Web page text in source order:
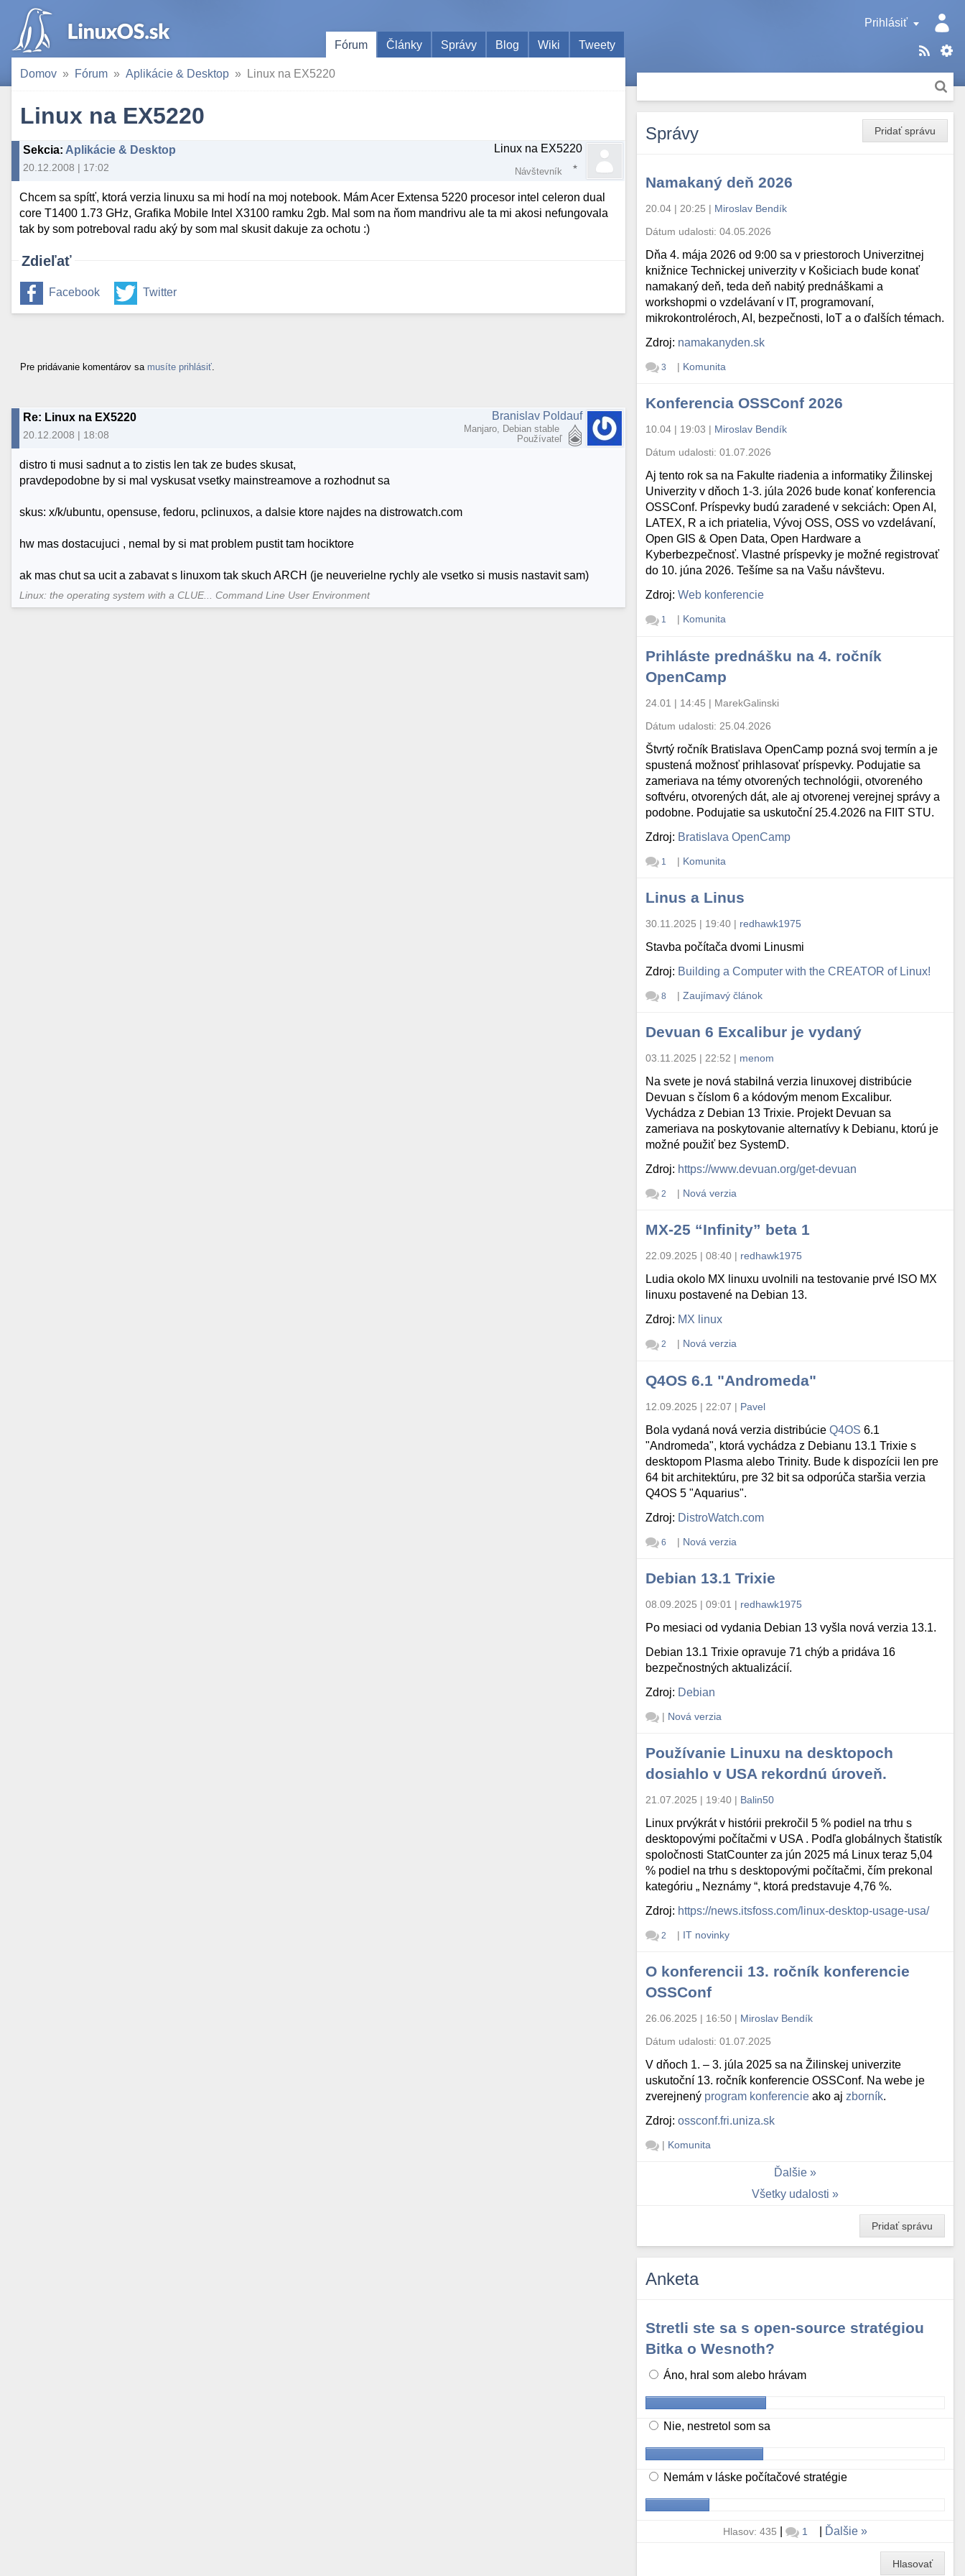
Prihlásiť
Fórum
Články Správy Blog Wiki Tweety
Domov Fórum Aplikácie & Desktop Linux na EX5220
Linux na EX5220
Sekcia: Aplikácie & Desktop
20.12.2008 | 17:02
Linux na EX5220
Návštevník
Chcem sa spítť, ktorá verzia linuxu sa mi hodí na moj notebook. Mám Acer Extensa 5220 procesor intel celeron dual
core T1400 1.73 GHz, Grafika Mobile Intel X3100 ramku 2gb. Mal som na ňom mandrivu ale ta mi akosi nefungovala
tak by som potreboval radu aký by som mal skusit dakuje za ochotu :)
Zdieľať
Facebook Twitter
Pre pridávanie komentárov sa musíte prihlásiť
Re: Linux na EX5220
20.12.2008 | 18:08
Branislav Poldauf
Manjaro, Debian stable
Používateľ
distro ti musi sadnut a to zistis len tak ze budes skusat,
pravdepodobne by si mal vyskusat vsetky mainstreamove a rozhodnut sa
skus: x/k/ubuntu, opensuse, fedoru, pclinuxos, a dalsie ktore najdes na distrowatch.com
hw mas dostacujuci , nemal by si mat problem pustit tam hociktore
ak mas chut sa ucit a zabavat s linuxom tak skuch ARCH (je neuverielne rychly ale vsetko si musis nastavit sam)
Linux: the operating system with a CLUE... Command Line User Environment
Pridať správu
Správy
Namakaný deň 2026
20.04 | 20:25 | Miroslav Bendík
Dátum udalosti:04.05.2026
Dňa 4. mája 2026 od 9:00 sa v priestoroch Univerzitnej
knižnice Technickej univerzity v Košiciach bude konať
namakaný deň, teda deň nabitý prednáškami a
workshopmi o vzdelávaní v IT, programovaní,
mikrokontroléroch, AI, bezpečnosti, IoT a o ďalších témach.
Zdroj: namakanyden.sk
3 | Komunita
Konferencia OSSConf 2026
10.04 | 19:03 | Miroslav Bendík
Dátum udalosti:01.07.2026
Aj tento rok sa na Fakulte riadenia a informatiky Žilinskej
Univerzity v dňoch 1-3. júla 2026 bude konať konferencia
OSSConf. Príspevky budú zaradené v sekciách: Open AI,
LATEX, R a ich priatelia, Vývoj OSS, OSS vo vzdelávaní,
Open GIS & Open Data, Open Hardware a
Kyberbezpečnosť. Vlastné príspevky je možné registrovať
do 10. júna 2026. Tešíme sa na Vašu návštevu.
Zdroj:Web konferencie
1 | Komunita
Prihláste prednášku na 4. ročník
OpenCamp
24.01 | 14:45 | MarekGalinski
Dátum udalosti: 25.04.2026
Štvrtý ročník Bratislava OpenCamp pozná svoj termín a je
spustená možnosť prihlasovať príspevky. Podujatie sa
zameriava na témy otvorených technológii, otvoreného
softvéru, otvorených dát, ale aj otvorenej verejnej správy a
podobne. Podujatie sa uskutoční 25.4.2026 na FIIT STU.
Zdroj: Bratislava OpenCamp
1 | Komunita
Linus a Linus
30.11.2025 | 19:40 | redhawk1975
Stavba počítača dvomi Linusmi
Zdroj: Building a Computer with the CREATOR of Linux!
8 | Zaujímavý článok
Devuan 6 Excalibur je vydaný
03.11.2025 | 22:52 | menom
Na svete je nová stabilná verzia linuxovej distribúcie
Devuan s číslom 6 a kódovým menom Excalibur.
Vychádza z Debian 13 Trixie. Projekt Devuan sa
zameriava na poskytovanie alternatívy k Debianu, ktorú je
možné použiť bez SystemD.
Zdroj: https://www.devuan.org/get-devuan
2 | Nová verzia
MX-25 “Infinity” beta 1
22.09.2025 | 08:40 | redhawk1975
Ludia okolo MX linuxu uvolnili na testovanie prvé ISO MX
linuxu postavené na Debian 13.
Zdroj: MX linux
2 | Nová verzia
Q4OS 6.1 "Andromeda"
12.09.2025 | 22:07 | Pavel
Bola vydaná nová verzia distribúcieQ4OS 6.1
"Andromeda", ktorá vychádza z Debianu 13.1 Trixie s
desktopom Plasma alebo Trinity. Bude k dispozícii len pre
64 bit architektúru, pre 32 bit sa odporúča staršia verzia
Q4OS 5 "Aquarius".
Zdroj: DistroWatch.com
6 | Nová verzia
Debian 13.1 Trixie
08.09.2025 | 09:01 | redhawk1975
Po mesiaci od vydania Debian 13 vyšla nová verzia 13.1.
Debian 13.1 Trixie opravuje 71 chýb a pridáva 16
bezpečnostných aktualizácií.
Zdroj: Debian
| Nová verzia
Používanie Linuxu na desktopoch
dosiahlo v USA rekordnú úroveň.
21.07.2025 | 19:40 | Balin50
Linux prvýkrát v histórii prekročil 5 % podiel na trhu s
desktopovými počítačmi v USA . Podľa globálnych štatistík
spoločnosti StatCounter za jún 2025 má Linux teraz 5,04
% podiel na trhu s desktopovými počítačmi, čím prekonal
kategóriu „ Neznámy “, ktorá predstavuje 4,76 %.
Zdroj: https://news.itsfoss.com/linux-desktop-usage-usa/
2 | IT novinky
O konferencii 13. ročník konferencie
OSSConf
26.06.2025 | 16:50 | Miroslav Bendík
Dátum udalosti:01.07.2025
V dňoch 1. – 3. júla 2025 sa na Žilinskej univerzite
uskutoční 13. ročník konferencie OSSConf. Na webe je
zverejnený program konferencie ako aj zborník.
Zdroj:ossconf.fri.uniza.sk
| Komunita
Ďalšie
Všetky udalosti
Pridať správu
Anketa
Stretli ste sa s open-source stratégiou
Bitka o Wesnoth?
Áno, hral som alebo hrávam
Nie, nestretol som sa
Nemám v láske počítačové stratégie
Hlasov: 435 | 1 Ďalšie
Hlasovať